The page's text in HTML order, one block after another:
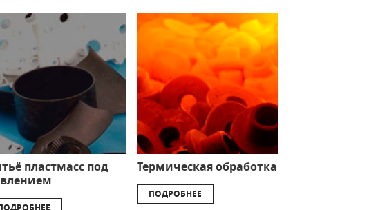
пластмасс под
Термическая обработка
ПОДРОБНЕЕ